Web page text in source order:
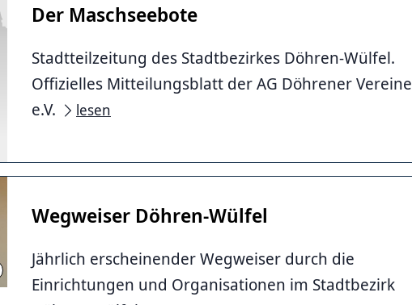
Der Maschseebote
Stadtteilzeitung des Stadtbezirkes Döhren-Wülfel.
Offizielles Mitteilungsblatt der AG Döhrener Vereine
e.V.
lesen
LHH
Wegweiser Döhren-Wülfel
Jährlich erscheinender Wegweiser durch die
Einrichtungen und Organisationen im Stadtbezirk